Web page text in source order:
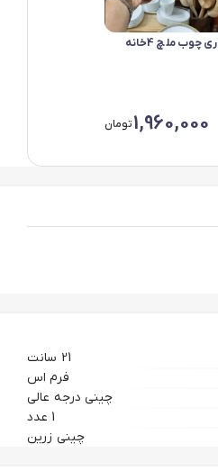
اردوخوری چوب ملچ 4خانه
1,960,000تومان
21 سانت
فرم اس
چینی درجه عالی
1 عدد
چینی زرین